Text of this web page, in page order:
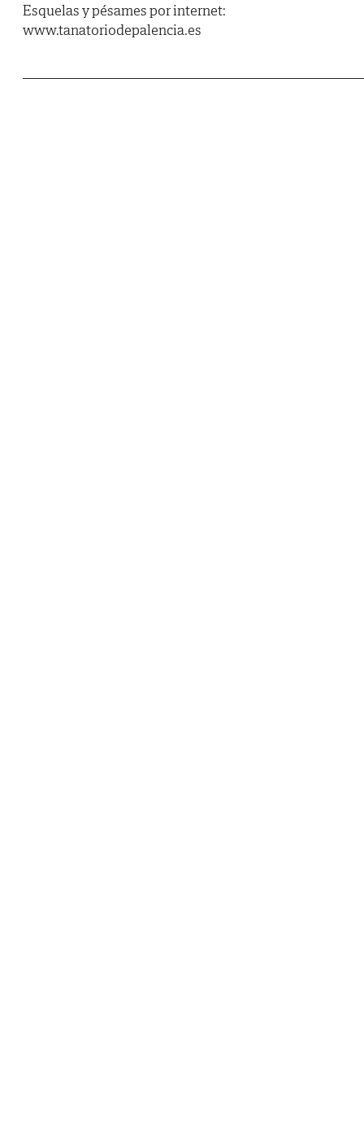
Esquelas y pésames por internet:
www.tanatoriodepalencia.es